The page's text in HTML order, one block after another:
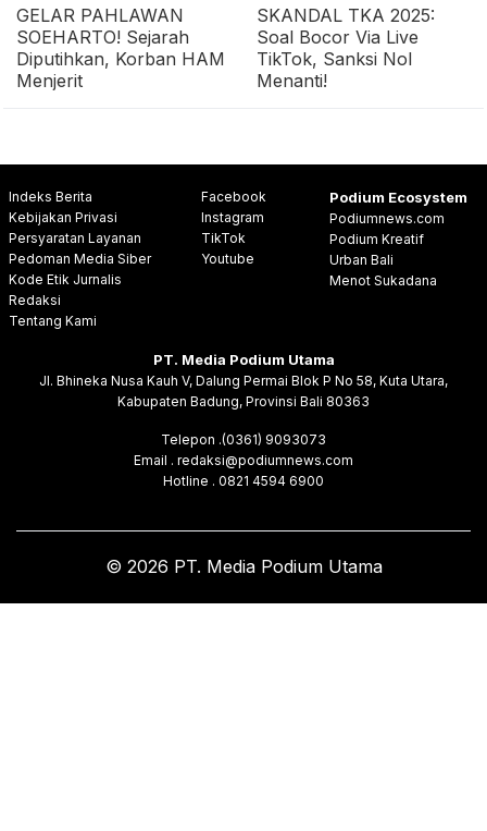
GELAR PAHLAWAN
SOEHARTO! Sejarah
Diputihkan, Korban HAM
Menjerit
SKANDAL TKA 2025:
Soal Bocor Via Live
TikTok, Sanksi Nol
Menanti!
Indeks Berita
Kebijakan Privasi
Persyaratan Layanan
Pedoman Media Siber
Kode Etik Jurnalis
Redaksi
Tentang Kami
Facebook
Instagram
TikTok
Youtube
Podium Ecosystem
Podiumnews.com
Podium Kreatif
Urban Bali
Menot Sukadana
PT. Media Podium Utama
Jl. Bhineka Nusa Kauh V, Dalung Permai Blok P No 58, Kuta Utara,
Kabupaten Badung, Provinsi Bali 80363
Telepon .(0361) 9093073
Email . redaksi@podiumnews.com
Hotline . 0821 4594 6900
© 2026 PT. Media Podium Utama